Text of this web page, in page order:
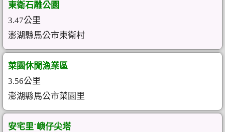
東衛石雕公園
3.47公里
澎湖縣馬公市東衛村
菜園休閒漁業區
3.56公里
澎湖縣馬公市菜園里
安宅里˙嶼仔尖塔